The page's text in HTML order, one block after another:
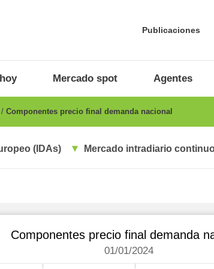
Publicaciones
Mercado spot Agentes
Componentes precio final demanda nacional
(IDAs) Mercado intradiario
Componentes precio final demanda
01/01/2024